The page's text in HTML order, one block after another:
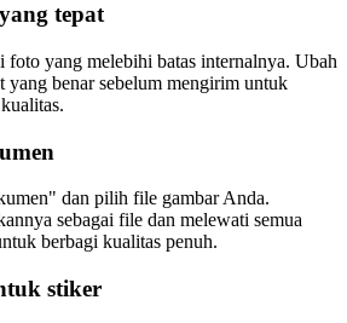
tepat
foto yang melebihi batas internalnya. Ubah
yang benar sebelum mengirim untuk
dan pilih file gambar Anda.
sebagai file dan melewati semua
berbagi kualitas penuh.
stiker